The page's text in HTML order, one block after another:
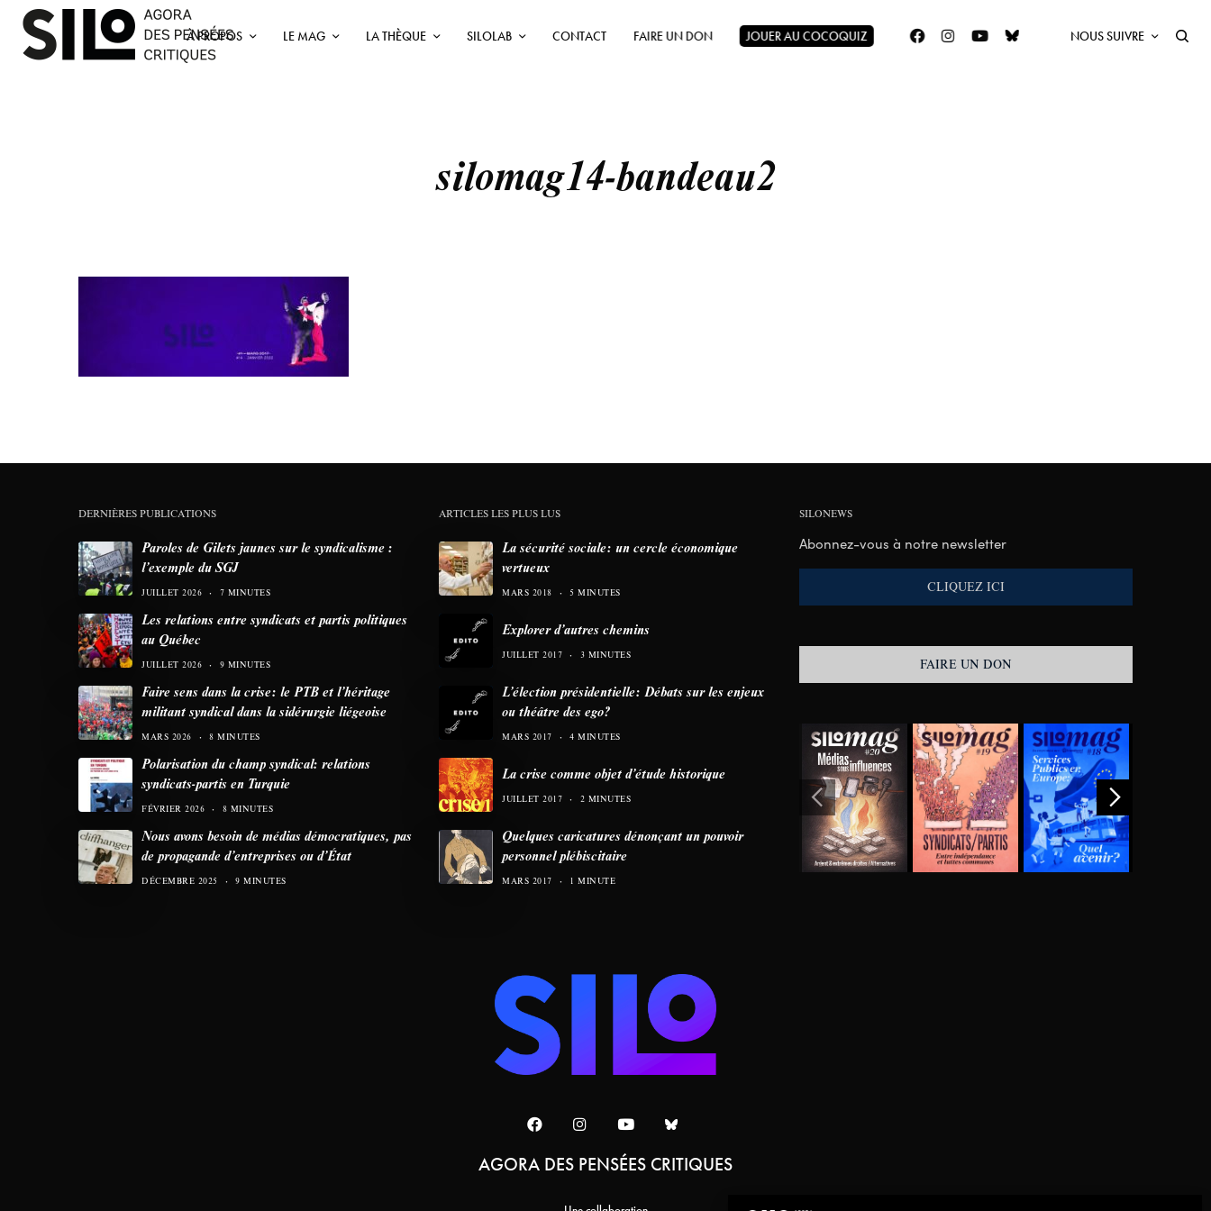
À PROPOS LE MAG LA THÈQUE SILOLAB CONTACT FAIRE UN DON JOUER AU COCOQUIZ NOUS SUIVRE
silomag14-bandeau2
DERNIÈRES PUBLICATIONS
Paroles de Gilets jaunes sur le syndicalisme :
l’exemple du SGJ
JUILLET 2026 7 MINUTES
Les relations entre syndicats et partis politiques
au Québec
JUILLET 2026 9 MINUTES
Faire sens dans la crise: le PTB et l’héritage
militant syndical dans la sidérurgie liégeoise
MARS 2026 8 MINUTES
Polarisation du champ syndical: relations
syndicats-partis en Turquie
FÉVRIER 2026 8 MINUTES
Nous avons besoin de médias démocratiques, pas
de propagande d’entreprises ou d’État
DÉCEMBRE 2025 9 MINUTES
ARTICLES LES PLUS LUS
La sécurité sociale: un cercle économique
vertueux
MARS 2018 5 MINUTES
Explorer d’autres chemins
JUILLET 2017 3 MINUTES
L’élection présidentielle: Débats sur les enjeux
ou théâtre des ego?
MARS 2017 4 MINUTES
La crise comme objet d’étude historique
JUILLET 2017 2 MINUTES
Quelques caricatures dénonçant un pouvoir
personnel plébiscitaire
MARS 2017 1 MINUTE
SILONEWS
Abonnez-vous à notre newsletter
CLIQUEZ ICI
FAIRE UN DON
AGORA DES PENSÉES CRITIQUES